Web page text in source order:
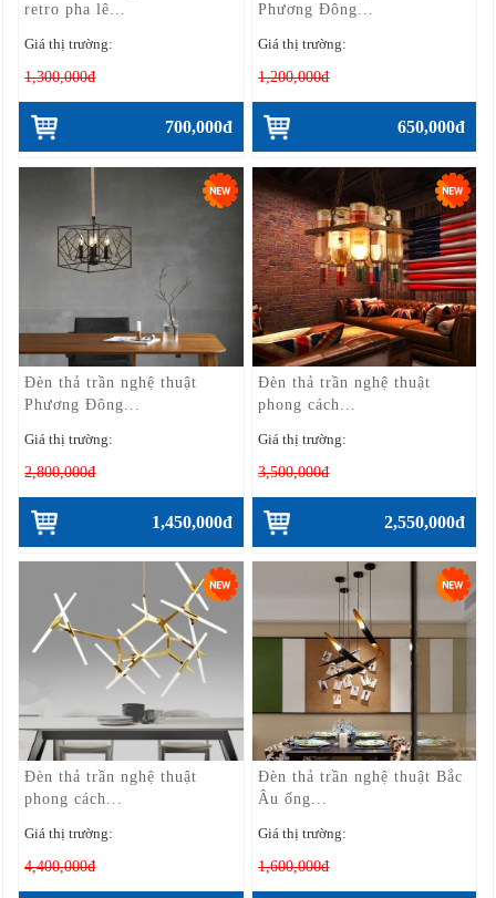
retro pha lê...
Giá thị trường:
1,300,000đ
700,000đ
Phương Đông...
Giá thị trường:
1,200,000đ
650,000đ
Đèn thả trần nghệ thuật
Phương Đông...
Giá thị trường:
2,800,000đ
1,450,000đ
Đèn thả trần nghệ thuật
phong cách...
Giá thị trường:
3,500,000đ
2,550,000đ
Đèn thả trần nghệ thuật
phong cách...
Giá thị trường:
4,400,000đ
Đèn thả trần nghệ thuật Bắc
Âu ống...
Giá thị trường:
1,600,000đ